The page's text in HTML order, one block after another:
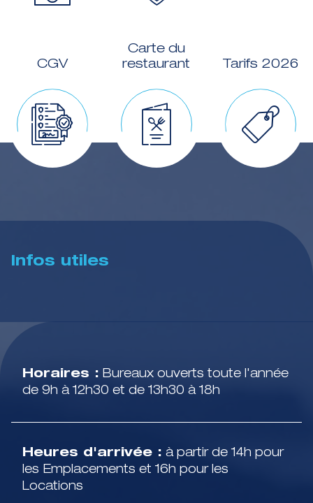
CGV
Carte du
restaurant
Tarifs 2026
Infos utiles
Horaires : Bureaux ouverts toute l'année
de 9h à 12h30 et de 13h30 à 18h
Heures d'arrivée : à partir de 14h pour
les Emplacements et 16h pour les
Locations